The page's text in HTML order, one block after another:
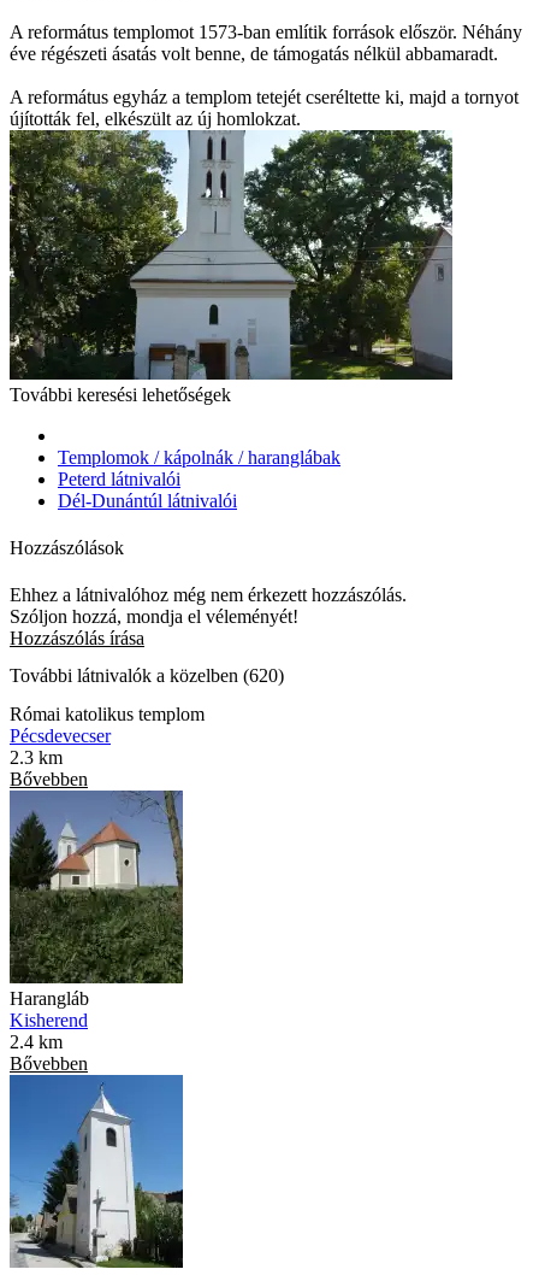
A református templomot 1573-ban említik források először. Néhány
éve régészeti ásatás volt benne, de támogatás nélkül abbamaradt.
A református egyház a templom tetejét cseréltette ki, majd a tornyot
újították fel, elkészült az új homlokzat.
További keresési lehetőségek
Templomok / kápolnák / haranglábak
Peterd látnivalói
Dél-Dunántúl látnivalói
Hozzászólások
Ehhez a látnivalóhoz még nem érkezett hozzászólás.
Szóljon hozzá, mondja el véleményét!
Hozzászólás írása
További látnivalók a közelben (620)
Római katolikus templom
Pécsdevecser
2.3 km
Bővebben
Harangláb
Kisherend
2.4 km
Bővebben